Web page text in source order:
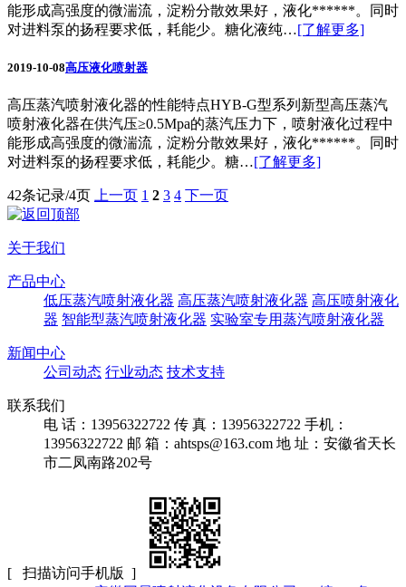
能形成高强度的微湍流，淀粉分散效果好，液化******。同时
对进料泵的扬程要求低，耗能少。糖化液纯…[了解更多]
2019-10-08高压液化喷射器
高压蒸汽喷射液化器的性能特点HYB-G型系列新型高压蒸汽
喷射液化器在供汽压≥0.5Mpa的蒸汽压力下，喷射液化过程中
能形成高强度的微湍流，淀粉分散效果好，液化******。同时
对进料泵的扬程要求低，耗能少。糖…[了解更多]
42条记录/4页 上一页 1 2 3 4 下一页
关于我们
产品中心
低压蒸汽喷射液化器 高压蒸汽喷射液化器 高压喷射液化
器 智能型蒸汽喷射液化器 实验室专用蒸汽喷射液化器
新闻中心
公司动态 行业动态 技术支持
联系我们
电 话：13956322722 传 真：13956322722 手机：
13956322722 邮 箱：ahtsps@163.com 地 址：安徽省天长
市二凤南路202号
[ 扫描访问手机版 ]